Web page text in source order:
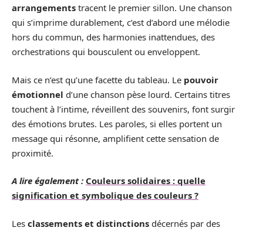
arrangements tracent le premier sillon. Une chanson
qui s’imprime durablement, c’est d’abord une mélodie
hors du commun, des harmonies inattendues, des
orchestrations qui bousculent ou enveloppent.
Mais ce n’est qu’une facette du tableau. Le pouvoir
émotionnel d’une chanson pèse lourd. Certains titres
touchent à l’intime, réveillent des souvenirs, font surgir
des émotions brutes. Les paroles, si elles portent un
message qui résonne, amplifient cette sensation de
proximité.
A lire également : Couleurs solidaires : quelle
signification et symbolique des couleurs ?
Les classements et distinctions décernés par des